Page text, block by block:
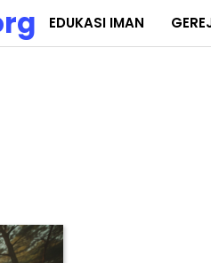
EDUKASI IMAN